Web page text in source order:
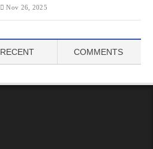
Nov 26, 2025
RECENT COMMENTS